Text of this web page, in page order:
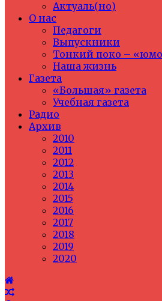
Актуаль(но)
О нас
Педагоги
Выпускники
Тонкий поко –
Наша жизнь
Газета
«Большая» газета
Учебная газета
Радио
Архив
2010
2011
2012
2013
2014
2015
2016
2017
2018
2019
2020